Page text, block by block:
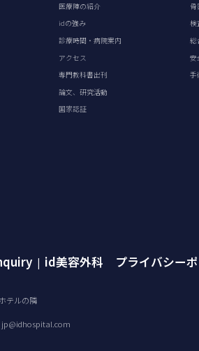
医療陣の紹介
idの強み
診療時間・病院案内
アクセス
専門教科書出刊
論文、研究活動
国家認証
骨
検
総
安
手
| id美容外科 プライバシーポ
テルの隣
jp@idhospital.com